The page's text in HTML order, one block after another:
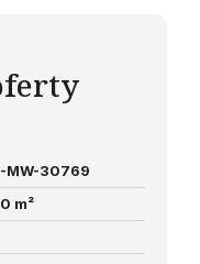
MW-30769
m²